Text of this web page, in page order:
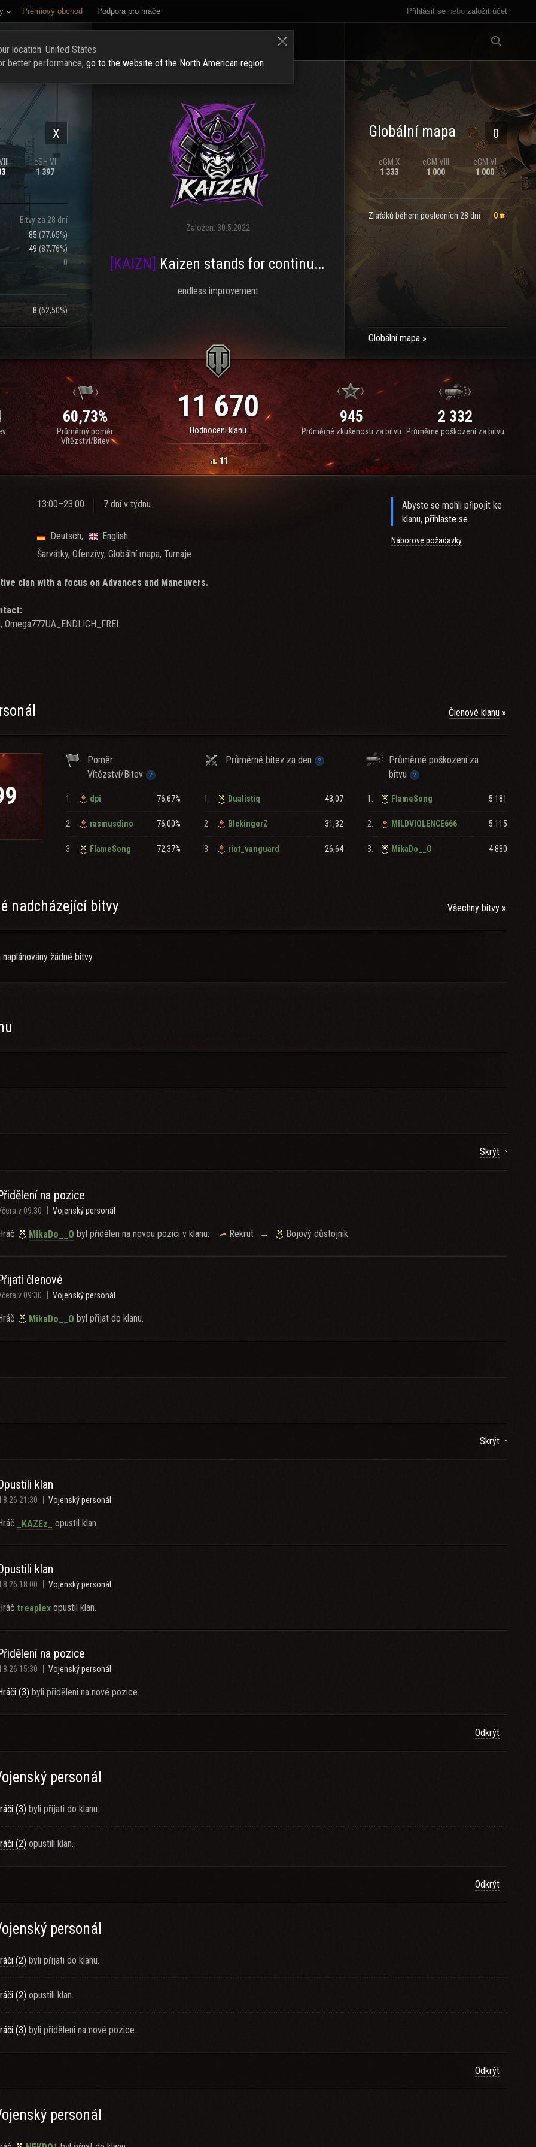
Přihlásit se nebo založit účet
Prémiový obchod Podpora pro hráče
NAVERBOVAT NOVÉ ČLENY
X
eSH VI
1 397
Bitvy za 28 dní
85 (77,65%)
49 (87,76%)
0
8 (62,50%)
Založen: 30.5.2022
[KAIZN] Kaizen stands for continuous improvement!
endless improvement
0
Globální mapa
eGM X
1 333
eGM VIII
1 000
eGM VI
1 000
Zlaťáků během posledních 28 dní 0
Globální mapa
60,73%
Průměrný poměr
Vítězství/Bitev
11 670
Hodnocení klanu
11
945
Průměrné zkušenosti za bitvu
2 332
Průměrné poškození za bitvu
13:00–23:00 7 dní v týdnu
Deutsch
English
Šarvátky, Ofenzívy, Globální mapa, Turnaje
clan with a focus on Advances and Maneuvers.
recruitment:
requirements or the clan is full, then feel free to apply for our other clan.
22 - 1st place with RELOL
23 - 1st place with FXCE
VKK, BZ, Dravec, CS, EBR)
a microphone
Abyste se mohli připojit ke
klanu,přihlaste se.
Náborové požadavky
Členové klanu
Poměr
Vítězství/Bitev
Průměrně bitev za den
Průměrné poškození za
bitvu
1. dpi 76,67%
2. rasmusdino 76,00%
3. FlameSong 72,37%
1. Dualistiq 43,07
2. BlckingerZ 31,32
3. riot_vanguard 26,64
1. FlameSong 5 181
2. MILDVIOLENCE666 5 115
3. MikaDo__O 4 880
nadcházející bitvy Všechny bitvy
žádné bitvy.
Skrýt
na pozice
v 09:30 Vojenský personál
MikaDo__O byl přidělen na novou pozici v klanu: Rekrut → Bojový důstojník
členové
v 09:30 Vojenský personál
MikaDo__O byl přijat do klanu.
Skrýt
klan
21:30 Vojenský personál
_KAZEz_ opustil klan.
klan
18:00 Vojenský personál
treapIex opustil klan.
na pozice
15:30 Vojenský personál
(3) byli přiděleni na nové pozice.
Odkrýt
personál
(3) byli přijati do klanu.
(2) opustili klan.
Odkrýt
personál
(2) byli přijati do klanu.
(2) opustili klan.
(3) byli přiděleni na nové pozice.
Odkrýt
personál
location: United States
better performance, go to the website of the North American region